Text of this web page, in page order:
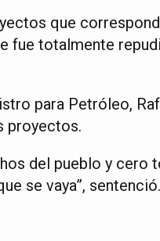
que
fue totalmente
para Petróleo,
proyectos.
del pueblo y cero
se vaya”, sentenció.